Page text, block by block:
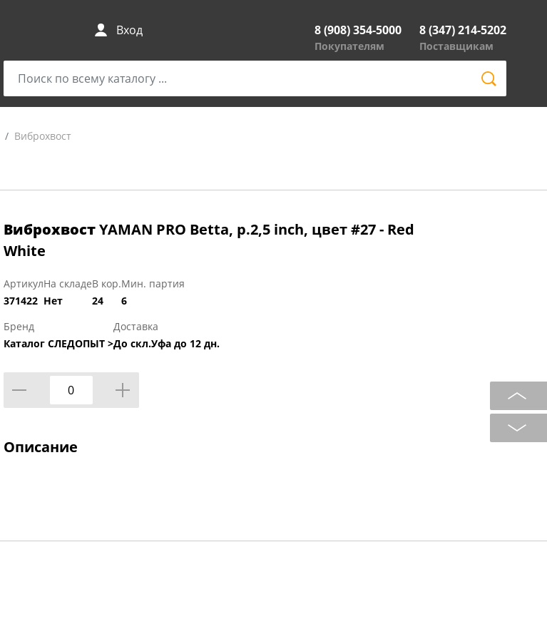
Вход 8 (908) 354-5000
Покупателям
8 (347) 214-5202
Поставщикам
Виброхвост
ВиброхвостYAMAN PRO Betta, р.2,5 inch, цвет #27 - Red
White
Артикул
371422
На складе
Нет
В кор.
24
Мин. партия
6
Бренд
Каталог СЛЕДОПЫТ >
Доставка
До скл.Уфа до 12 дн.
Описание